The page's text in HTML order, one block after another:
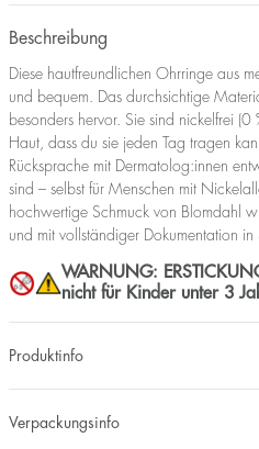
Beschreibung
Diese hautfreundlichen Ohrringe aus
und bequem. Das durchsichtige
besonders hervor. Sie sind nickelfrei
Haut, dass du sie jeden Tag tragen
Rücksprache mit Dermatolog:innen
sind – selbst für Menschen mit
hochwertige Schmuck von Blomdahl
und mit vollständiger Dokumentation in
WARNUNG:
nicht für Kinder unter 3
Produktinfo
Verpackungsinfo